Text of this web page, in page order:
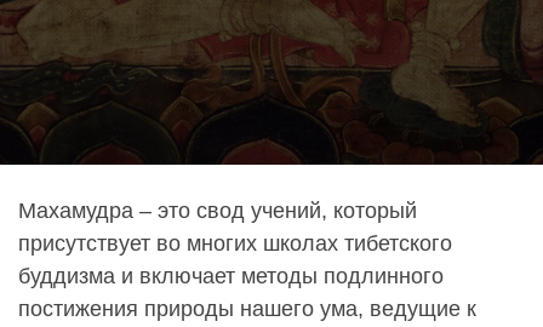
Махамудра – это свод учений, который
присутствует во многих школах тибетского
буддизма и включает методы подлинного
постижения природы нашего ума, ведущие к